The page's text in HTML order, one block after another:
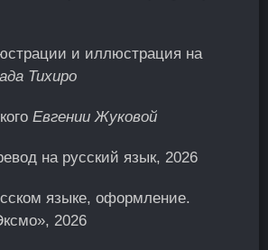
и иллюстрация на
Тихиро
Евгении Жуковой
на русский язык, 2026
языке, оформление.
2026